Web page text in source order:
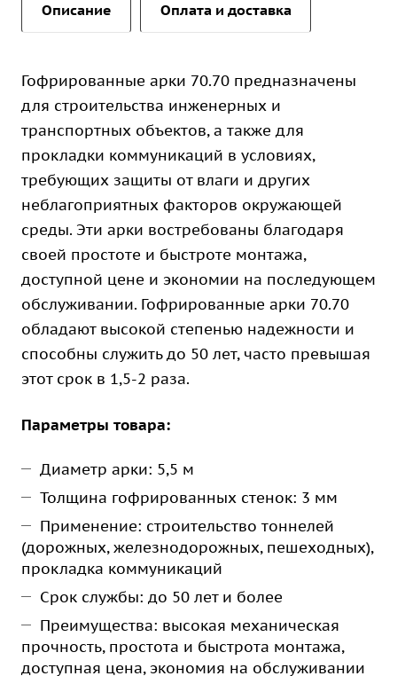
Описание Оплата и доставка
Гофрированные арки 70.70 предназначены
для строительства инженерных и
транспортных объектов, а также для
прокладки коммуникаций в условиях,
требующих защиты от влаги и других
неблагоприятных факторов окружающей
среды. Эти арки востребованы благодаря
своей простоте и быстроте монтажа,
доступной цене и экономии на последующем
обслуживании. Гофрированные арки 70.70
обладают высокой степенью надежности и
способны служить до 50 лет, часто превышая
этот срок в 1,5-2 раза.
Параметры товара:
Диаметр арки: 5,5 м
Толщина гофрированных стенок: 3 мм
Применение: строительство тоннелей
(дорожных, железнодорожных, пешеходных),
прокладка коммуникаций
Срок службы: до 50 лет и более
Преимущества: высокая механическая
прочность, простота и быстрота монтажа,
доступная цена, экономия на обслуживании